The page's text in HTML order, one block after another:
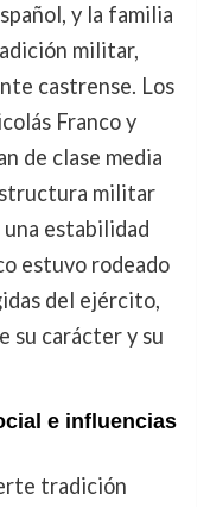
y la familia
militar,
castrense. Los
Franco y
de clase media
militar
estabilidad
estuvo rodeado
del ejército,
su carácter y su
e influencias
tradición